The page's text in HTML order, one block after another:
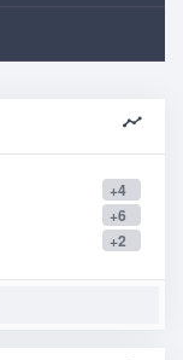
+4
+6
+2